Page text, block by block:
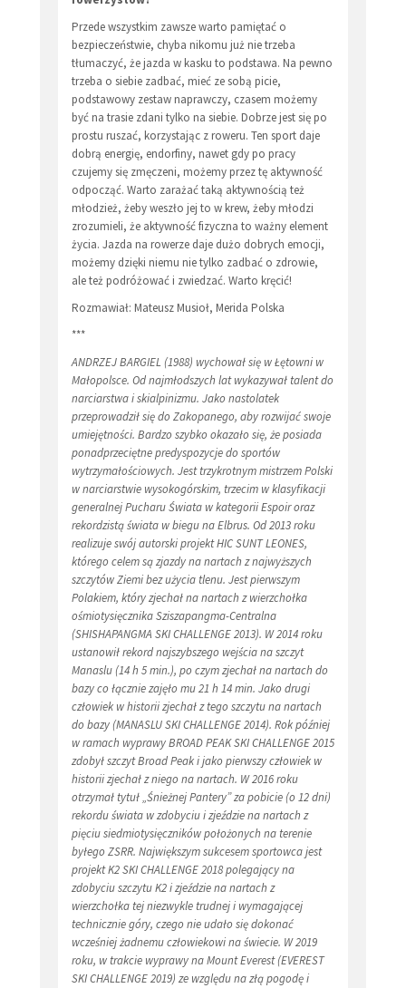
Przede wszystkim zawsze warto pamiętać o
bezpieczeństwie, chyba nikomu już nie trzeba
tłumaczyć, że jazda w kasku to podstawa. Na pewno
trzeba o siebie zadbać, mieć ze sobą picie,
podstawowy zestaw naprawczy, czasem możemy
być na trasie zdani tylko na siebie. Dobrze jest się po
prostu ruszać, korzystając z roweru. Ten sport daje
dobrą energię, endorfiny, nawet gdy po pracy
czujemy się zmęczeni, możemy przez tę aktywność
odpocząć. Warto zarażać taką aktywnością też
młodzież, żeby weszło jej to w krew, żeby młodzi
zrozumieli, że aktywność fizyczna to ważny element
życia. Jazda na rowerze daje dużo dobrych emocji,
możemy dzięki niemu nie tylko zadbać o zdrowie,
ale też podróżować i zwiedzać. Warto kręcić!
Rozmawiał: Mateusz Musioł, Merida Polska
***
ANDRZEJ BARGIEL (1988) wychował się w Łętowni w
Małopolsce. Od najmłodszych lat wykazywał talent do
narciarstwa i skialpinizmu. Jako nastolatek
przeprowadził się do Zakopanego, aby rozwijać swoje
umiejętności. Bardzo szybko okazało się, że posiada
ponadprzeciętne predyspozycje do sportów
wytrzymałościowych. Jest trzykrotnym mistrzem Polski
w narciarstwie wysokogórskim, trzecim w klasyfikacji
generalnej Pucharu Świata w kategorii Espoir oraz
rekordzistą świata w biegu na Elbrus. Od 2013 roku
realizuje swój autorski projekt HIC SUNT LEONES,
którego celem są zjazdy na nartach z najwyższych
szczytów Ziemi bez użycia tlenu. Jest pierwszym
Polakiem, który zjechał na nartach z wierzchołka
ośmiotysięcznika Sziszapangma-Centralna
(SHISHAPANGMA SKI CHALLENGE 2013). W 2014 roku
ustanowił rekord najszybszego wejścia na szczyt
Manaslu (14 h 5 min.), po czym zjechał na nartach do
bazy co łącznie zajęło mu 21 h 14 min. Jako drugi
człowiek w historii zjechał z tego szczytu na nartach
do bazy (MANASLU SKI CHALLENGE 2014). Rok później
w ramach wyprawy BROAD PEAK SKI CHALLENGE 2015
zdobył szczyt Broad Peak i jako pierwszy człowiek w
historii zjechał z niego na nartach. W 2016 roku
otrzymał tytuł „Śnieżnej Pantery” za pobicie (o 12 dni)
rekordu świata w zdobyciu i zjeździe na nartach z
pięciu siedmiotysięczników położonych na terenie
byłego ZSRR. Największym sukcesem sportowca jest
projekt K2 SKI CHALLENGE 2018 polegający na
zdobyciu szczytu K2 i zjeździe na nartach z
wierzchołka tej niezwykle trudnej i wymagającej
technicznie góry, czego nie udało się dokonać
wcześniej żadnemu człowiekowi na świecie. W 2019
roku, w trakcie wyprawy na Mount Everest (EVEREST
SKI CHALLENGE 2019) ze względu na złą pogodę i